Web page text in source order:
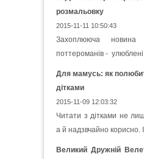
розмальовку
2015-11-11 10:50:43
Захоплююча
поттероманів -
Для мамусь: як
дітками
2015-11-09 12:03:32
Читати з дітками не
а й надзвчайно корисно.
Великий Дружній